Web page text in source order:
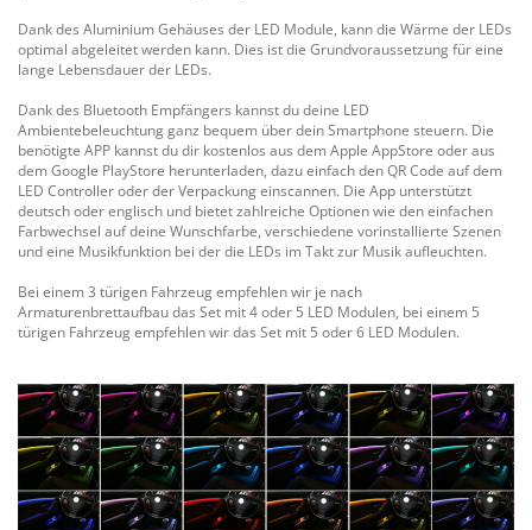
Dank des Aluminium Gehäuses der LED Module, kann die Wärme der LEDs
optimal abgeleitet werden kann. Dies ist die Grundvoraussetzung für eine
lange Lebensdauer der LEDs.
Dank des Bluetooth Empfängers kannst du deine LED
Ambientebeleuchtung ganz bequem über dein Smartphone steuern. Die
benötigte APP kannst du dir kostenlos aus dem Apple AppStore oder aus
dem Google PlayStore herunterladen, dazu einfach den QR Code auf dem
LED Controller oder der Verpackung einscannen. Die App unterstützt
deutsch oder englisch und bietet zahlreiche Optionen wie den einfachen
Farbwechsel auf deine Wunschfarbe, verschiedene vorinstallierte Szenen
und eine Musikfunktion bei der die LEDs im Takt zur Musik aufleuchten.
Bei einem 3 türigen Fahrzeug empfehlen wir je nach
Armaturenbrettaufbau das Set mit 4 oder 5 LED Modulen, bei einem 5
türigen Fahrzeug empfehlen wir das Set mit 5 oder 6 LED Modulen.